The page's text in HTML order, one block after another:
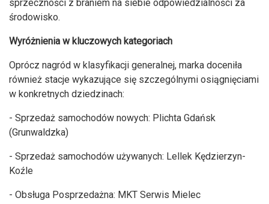
sprzeczności z braniem na siebie odpowiedzialności za
środowisko.
Wyróżnienia w kluczowych kategoriach
Oprócz nagród w klasyfikacji generalnej, marka doceniła
również stacje wykazujące się szczególnymi osiągnięciami
w konkretnych dziedzinach:
- Sprzedaż samochodów nowych: Plichta Gdańsk
(Grunwaldzka)
- Sprzedaż samochodów używanych: Lellek Kędzierzyn-
Koźle
- Obsługa Posprzedażna: MKT Serwis Mielec